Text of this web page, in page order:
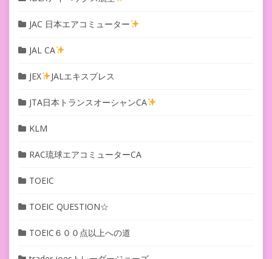
JAC 日本エアコミューター
JAL CA
JEX JALエキスプレス
JTA日本トランスオーシャンCA
KLM
RAC琉球エアコミューターCA
TOEIC
TOEIC QUESTION☆
TOEIC６００点以上への道